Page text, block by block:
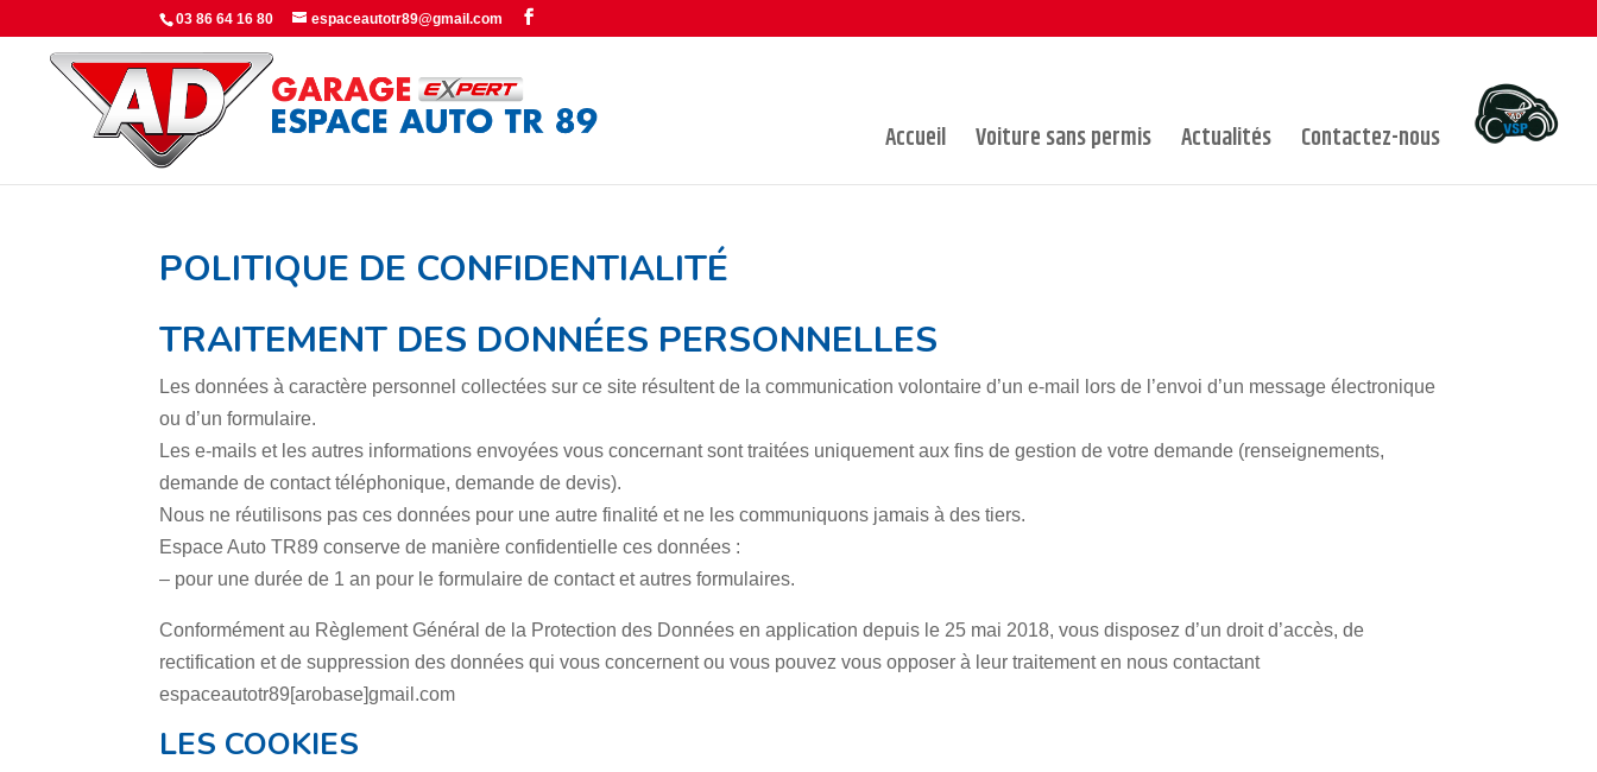
Panneau de gestion des cookies
03 86 64 16 80 espaceautotr89@gmail.com
Accueil Voiture sans permis Actualités Contactez-nous
POLITIQUE DE CONFIDENTIALITÉ
TRAITEMENT DES DONNÉES PERSONNELLES
Les données à caractère personnel collectées sur ce site résultent de la communication volontaire d’un e-mail lors de l’envoi d’un message électronique
ou d’un formulaire.
Les e-mails et les autres informations envoyées vous concernant sont traitées uniquement aux fins de gestion de votre demande (renseignements,
demande de contact téléphonique, demande de devis).
Nous ne réutilisons pas ces données pour une autre finalité et ne les communiquons jamais à des tiers.
Espace Auto TR89 conserve de manière confidentielle ces données :
– pour une durée de 1 an pour le formulaire de contact et autres formulaires.
Conformément au Règlement Général de la Protection des Données en application depuis le 25 mai 2018, vous disposez d’un droit d’accès, de
rectification et de suppression des données qui vous concernent ou vous pouvez vous opposer à leur traitement en nous contactant
espaceautotr89[arobase]gmail.com
LES COOKIES